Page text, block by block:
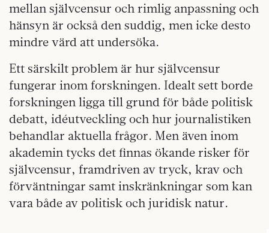
mellan självcensur och rimlig anpassning och
hänsyn är också den suddig, men icke desto
mindre värd att undersöka.
Ett särskilt problem är hur självcensur
fungerar inom forskningen. Idealt sett borde
forskningen ligga till grund för både politisk
debatt, idéutveckling och hur journalistiken
behandlar aktuella frågor. Men även inom
akademin tycks det finnas ökande risker för
självcensur, framdriven av tryck, krav och
förväntningar samt inskränkningar som kan
vara både av politisk och juridisk natur.